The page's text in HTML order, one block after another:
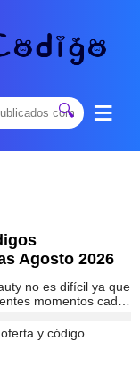
🔍 ≡
Agosto 2026
no es difícil ya que
momentos cada
ofrecidas por
puede seguir esta
códigos de
para usted, con
y código